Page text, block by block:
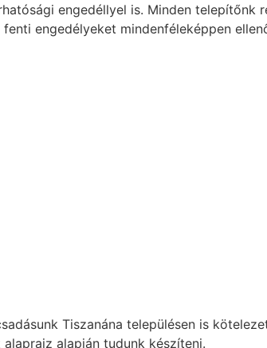
engedéllyel is. Minden
engedélyeket mindenféleképpen
Tiszanána településen is
alapján tudunk készíteni.